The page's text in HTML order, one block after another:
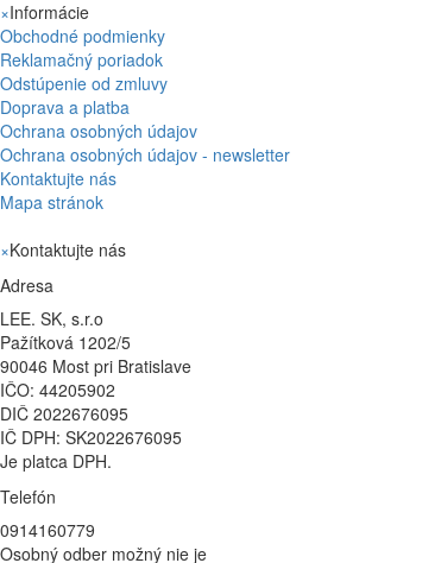
×Informácie
Obchodné podmienky
Reklamačný poriadok
Odstúpenie od zmluvy
Doprava a platba
Ochrana osobných údajov
Ochrana osobných údajov - newsletter
Kontaktujte nás
Mapa stránok
×Kontaktujte nás
Adresa
LEE. SK, s.r.o
Pažítková 1202/5
90046 Most pri Bratislave
IČO: 44205902
DIČ 2022676095
IČ DPH: SK2022676095
Je platca DPH.
Telefón
0914160779
Osobný odber možný nie je